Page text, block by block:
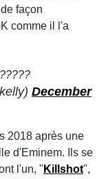
façon
comme il l'a
December
2018 après une
d'Eminem. Ils se
l'un, " Killshot",